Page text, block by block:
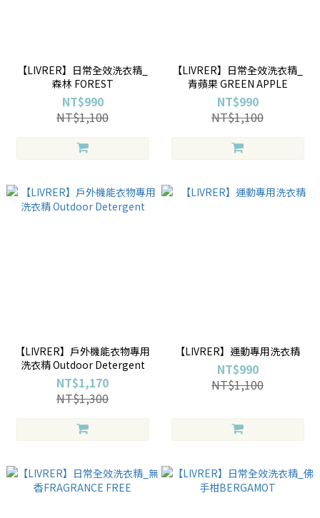
【LIVRER】日常全效洗衣精_
森林 FOREST
NT$990
NT$1,100
【LIVRER】日常全效洗衣精_
青蘋果 GREEN APPLE
NT$990
NT$1,100
【LIVRER】戶外機能衣物專用
洗衣精 Outdoor Detergent
NT$1,170
NT$1,300
【LIVRER】運動專用洗衣精
NT$990
NT$1,100